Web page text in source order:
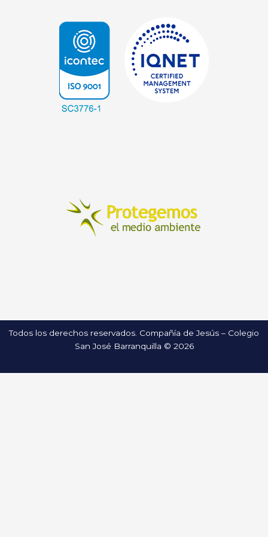
Todos los derechos reservados. Compañía de Jesús – Colegio
San José Barranquilla © 2026